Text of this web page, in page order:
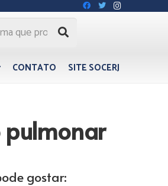
CONTATO SITE SOCERJ
gostar: